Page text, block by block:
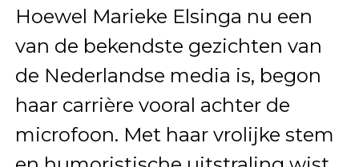
Hoewel Marieke Elsinga nu een
van de bekendste gezichten van
de Nederlandse media is, begon
haar carrière vooral achter de
microfoon. Met haar vrolijke stem